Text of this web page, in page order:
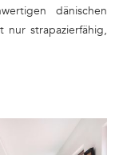
dänischen
strapazierfähig,